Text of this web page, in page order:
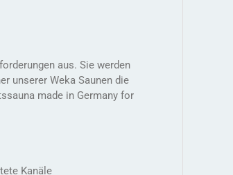
aus. Sie werden
unserer Weka Saunen die
made in Germany for
Kanäle